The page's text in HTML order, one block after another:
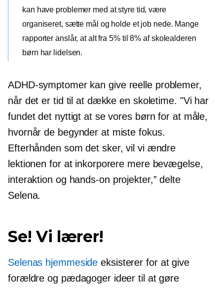
kan have problemer med at styre tid, være
organiseret, sætte mål og holde et job nede. Mange
rapporter anslår, at alt fra 5% til 8% afskolealderen
børn har lidelsen.
ADHD-symptomer kan give reelle problemer,
når det er tid til at dække en skoletime. "Vi har
fundet det nyttigt at se vores børn for at måle,
hvornår de begynder at miste fokus.
Efterhånden som det sker, vil vi ændre
lektionen for at inkorporere mere bevægelse,
interaktion og hands-on projekter,” delte
Selena.
Se! Vi lærer!
Selenas hjemmeside eksisterer for at give
forældre og pædagoger ideer til at gøre